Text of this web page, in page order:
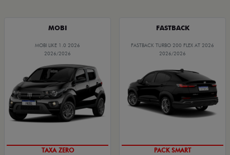
MOBI
MOBI LIKE 1.0 2026
2026/2026
TAXA ZERO
FASTBACK
FASTBACK TURBO 200 FLEX AT 2026
2026/2026
PACK SMART